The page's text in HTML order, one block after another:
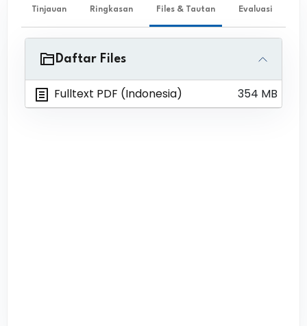
Tinjauan Ringkasan Files & Tautan Evaluasi
Daftar Files
Fulltext PDF (Indonesia) 354 MB